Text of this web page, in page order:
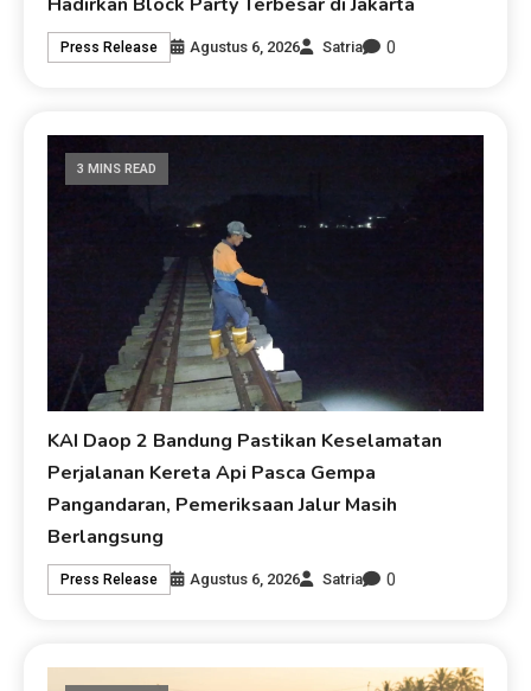
Press Release Agustus 6, 2026 Satria 0
3 MINS READ
KAI Daop 2 Bandung Pastikan Keselamatan
Perjalanan Kereta Api Pasca Gempa
Pangandaran, Pemeriksaan Jalur Masih
Berlangsung
Press Release Agustus 6, 2026 Satria 0